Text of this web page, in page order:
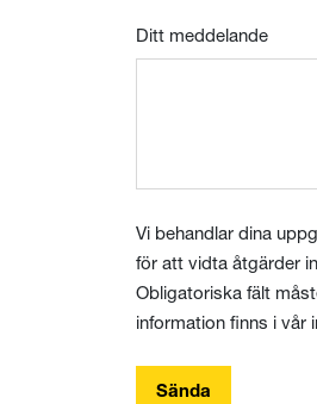
Ditt meddelande
Vi behandlar dina
för att vidta åtgärder
Obligatoriska fält
information finns i vår
Sända